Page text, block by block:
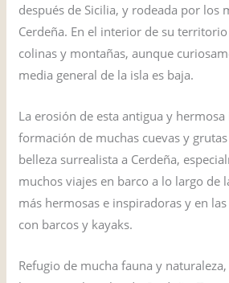
después de Sicilia, y rodeada por los
Cerdeña. En el interior de su
colinas y montañas, aunque
media general de la isla es baja.
La erosión de esta antigua y hermosa
formación de muchas cuevas y
belleza surrealista a Cerdeña,
muchos viajes en barco a lo largo de
más hermosas e inspiradoras y en
con barcos y kayaks.
Refugio de mucha fauna y